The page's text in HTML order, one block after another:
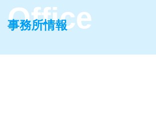
どこで浮気するのか？
事務所情報